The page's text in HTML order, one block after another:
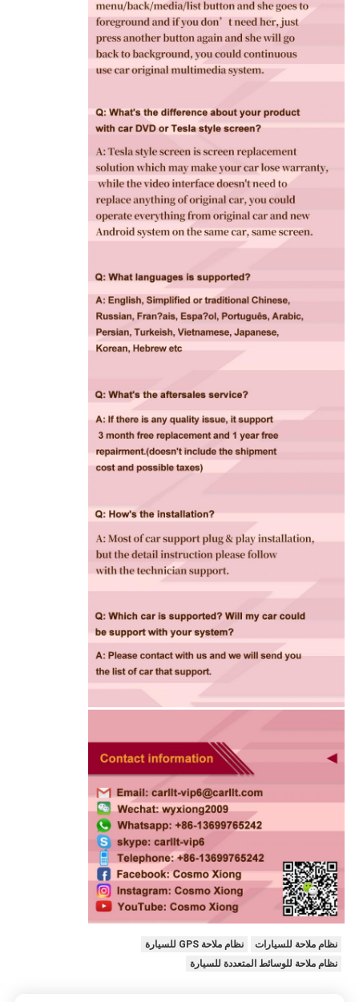
نظام ملاحة للسيارات
نظام ملاحة GPS للسيارة
نظام ملاحة للوسائط المتعددة للسيارة